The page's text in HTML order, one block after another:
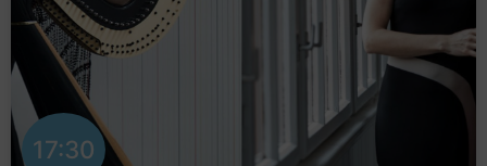
17:30